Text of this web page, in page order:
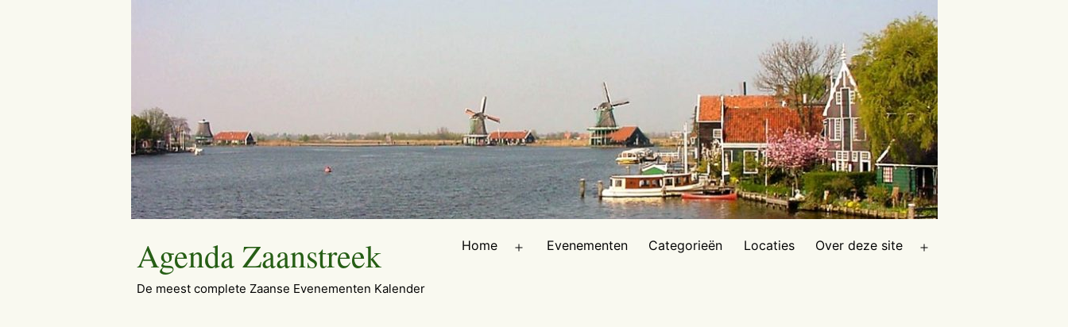
Agenda Zaanstreek
De meest complete Zaanse Evenementen Kalender
Home Evenementen Categorieën Locaties Over deze site